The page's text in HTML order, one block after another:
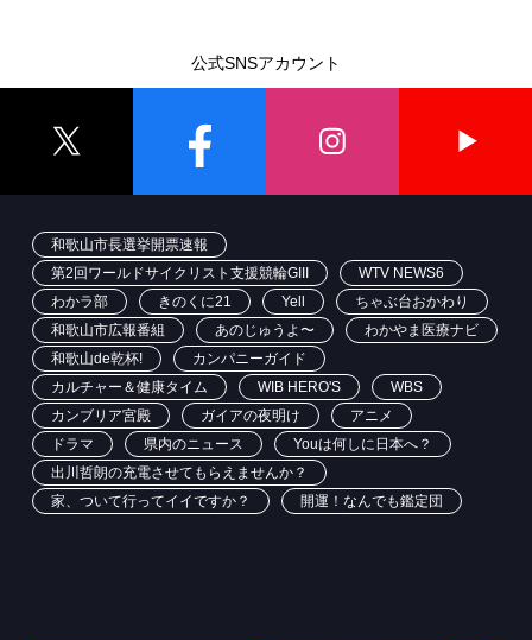
公式SNSアカウント
和歌山市長選挙開票速報
第2回ワールドサイクリスト支援競輪GIII
WTV NEWS6
わかラ部
きのくに21 Yell
ちゃぶ台おかわり
和歌山市広報番組
あのじゅうよ〜
わかやま医療ナビ
和歌山de乾杯!
カンパニーガイド
カルチャー＆健康タイム
WIB HERO'S
WBS
カンブリア宮殿
ガイアの夜明け
アニメ
ドラマ
県内のニュース
Youは何しに日本へ？
出川哲朗の充電させてもらえませんか？
家、ついて行ってイイですか？
開運！なんでも鑑定団